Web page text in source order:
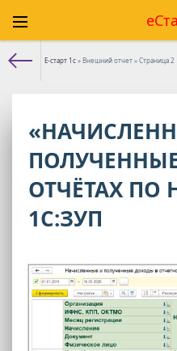
Е-старт 1с» Внешний отчет » Страница 2
ОТЧЁТАХ ПО
1С:ЗУП